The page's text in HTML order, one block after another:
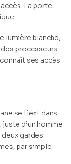
La porte
lumière blanche,
processeurs.
ses accès
se tient dans
juste d’un homme
deux gardes
par simple